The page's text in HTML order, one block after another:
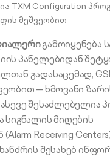
TXM Configuration
მეშვეობით
გამოიყენება
პანელებიდან
გადასაცემად,
— ხმოვანი
შესაძლებელია
სიგნალის მიღების
Receiving
შესახებ